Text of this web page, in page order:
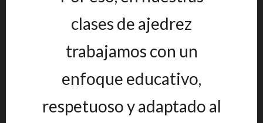
clases de ajedrez
trabajamos con un
enfoque educativo,
respetuoso y adaptado al